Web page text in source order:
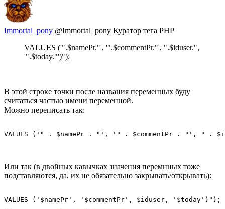
Immortal_pony @Immortal_pony Куратор тега PHP
VALUES ('".$namePr."', '".$commentPr."', ".$iduser.",
'".$today."')");
В этой строке точки после названия переменных буду
считаться частью имени переменной.
Можно переписать так:
VALUES ('" . $namePr . "', '" . $commentPr . "', "
Или так (в двойных кавычках значения перемнных тоже
подставляются, да, их не обязательно закрывать/открывать):
VALUES ('$namePr', '$commentPr', $iduser, '$today')");